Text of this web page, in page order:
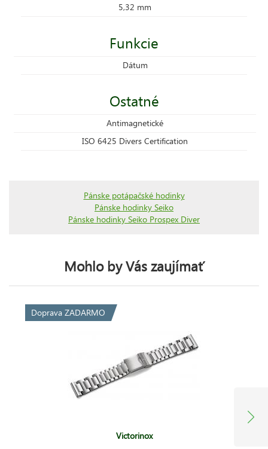
5,32 mm
Funkcie
Dátum
Ostatné
Antimagnetické
ISO 6425 Divers Certification
Pánske potápačské hodinky
Pánske hodinky Seiko
Pánske hodinky Seiko Prospex Diver
Mohlo by Vás zaujímať
Doprava ZADARMO
Victorinox